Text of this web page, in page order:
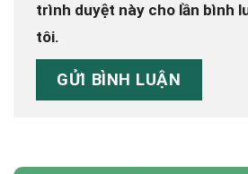
trình duyệt này cho lần bình
tôi.